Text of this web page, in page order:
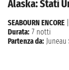
Alaska: Stati
SEABOURN ENCORE
Durata: 7 notti
Partenza da: Juneau